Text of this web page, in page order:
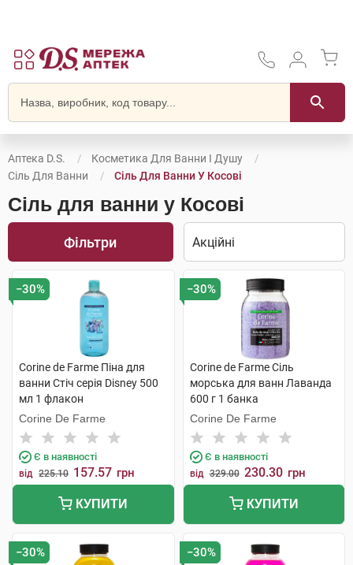
Аптека D.S.
Косметика Для Ванни І Душу
Сіль Для Ванни
Сіль Для Ванни У Косові
Сіль для ванни у Косові
Фільтри
−30%
Corine de Farme Піна для
ванни Стіч серія Disney 500
мл 1 флакон
Corine De Farme
Є в наявності
від 225.10 157.57 грн
КУПИТИ
−30%
Corine de Farme Сіль
морська для ванн Лаванда
600 г 1 банка
Corine De Farme
Є в наявності
від 329.00 230.30 грн
КУПИТИ
−30% −30%